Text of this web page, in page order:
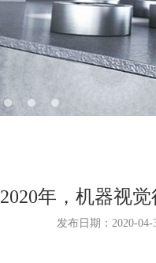
2020年，机器视
发布日期：2020-